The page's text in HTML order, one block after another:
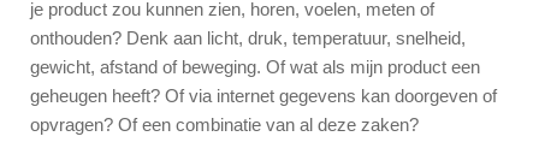
je product zou kunnen zien, horen, voelen, meten of
onthouden? Denk aan licht, druk, temperatuur, snelheid,
gewicht, afstand of beweging. Of wat als mijn product een
geheugen heeft? Of via internet gegevens kan doorgeven of
opvragen? Of een combinatie van al deze zaken?